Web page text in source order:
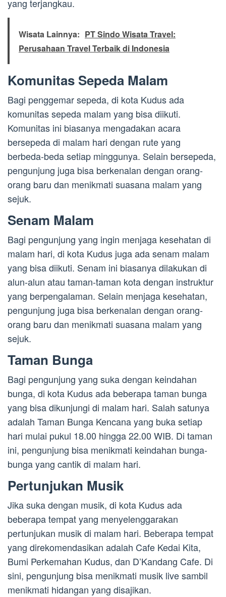
yang terjangkau.
Wisata Lainnya: PT Sindo Wisata Travel:
Perusahaan Travel Terbaik di Indonesia
Komunitas Sepeda Malam
Bagi penggemar sepeda, di kota Kudus ada
komunitas sepeda malam yang bisa diikuti.
Komunitas ini biasanya mengadakan acara
bersepeda di malam hari dengan rute yang
berbeda-beda setiap minggunya. Selain bersepeda,
pengunjung juga bisa berkenalan dengan orang-
orang baru dan menikmati suasana malam yang
sejuk.
Senam Malam
Bagi pengunjung yang ingin menjaga kesehatan di
malam hari, di kota Kudus juga ada senam malam
yang bisa diikuti. Senam ini biasanya dilakukan di
alun-alun atau taman-taman kota dengan instruktur
yang berpengalaman. Selain menjaga kesehatan,
pengunjung juga bisa berkenalan dengan orang-
orang baru dan menikmati suasana malam yang
sejuk.
Taman Bunga
Bagi pengunjung yang suka dengan keindahan
bunga, di kota Kudus ada beberapa taman bunga
yang bisa dikunjungi di malam hari. Salah satunya
adalah Taman Bunga Kencana yang buka setiap
hari mulai pukul 18.00 hingga 22.00 WIB. Di taman
ini, pengunjung bisa menikmati keindahan bunga-
bunga yang cantik di malam hari.
Pertunjukan Musik
Jika suka dengan musik, di kota Kudus ada
beberapa tempat yang menyelenggarakan
pertunjukan musik di malam hari. Beberapa tempat
yang direkomendasikan adalah Cafe Kedai Kita,
Bumi Perkemahan Kudus, dan D’Kandang Cafe. Di
sini, pengunjung bisa menikmati musik live sambil
menikmati hidangan yang disajikan.